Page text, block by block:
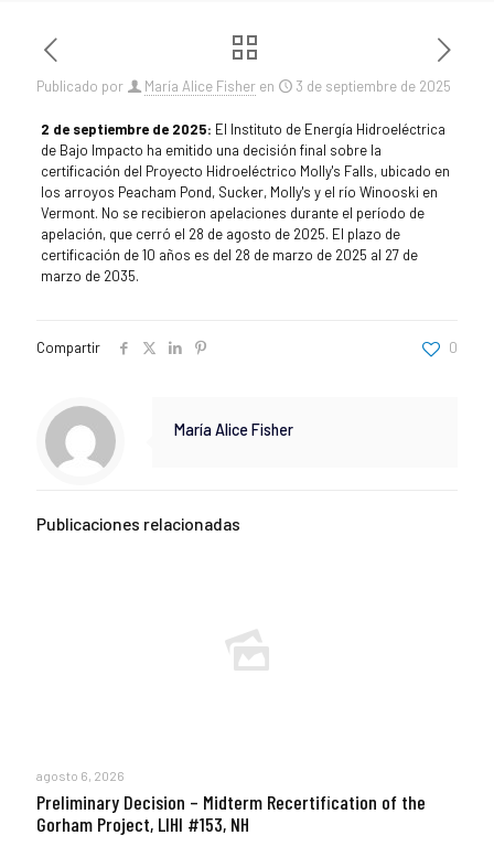
Publicado por María Alice Fisher en 3 de septiembre de 2025
2 de septiembre de 2025: El Instituto de Energía Hidroeléctrica
de Bajo Impacto ha emitido una decisión final sobre la
certificación del Proyecto Hidroeléctrico Molly's Falls, ubicado en
los arroyos Peacham Pond, Sucker, Molly's y el río Winooski en
Vermont. No se recibieron apelaciones durante el período de
apelación, que cerró el 28 de agosto de 2025. El plazo de
certificación de 10 años es del 28 de marzo de 2025 al 27 de
marzo de 2035.
Compartir 0
María Alice Fisher
Publicaciones relacionadas
agosto 6, 2026
Preliminary Decision – Midterm Recertification of the
Gorham Project, LIHI #153, NH